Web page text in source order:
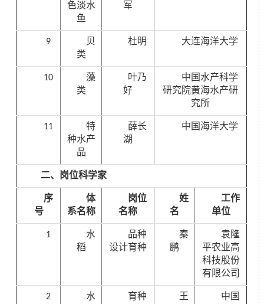
色淡水
鱼
军
9
贝
类
杜明 大连海洋大学
10
藻
类
叶乃
好
中国水产科学
研究院黄海水产研
究所
11
特
种水产
品
薛长
湖
中国海洋大学
二、岗位科学家
序
号
体
系名称
岗位
名称
姓
名
工作
单位
1
水
稻
品种
设计育种
秦
鹏
袁隆
平农业高
科技股份
有限公司
2
水
育种
王
中国